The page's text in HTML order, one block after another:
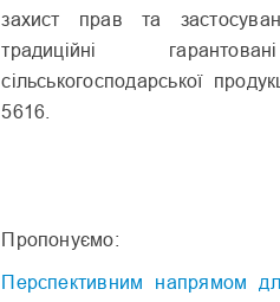
захист прав та
традиційні
сільськогосподарської
5616.
Пропонуємо:
Перспективним напрямом